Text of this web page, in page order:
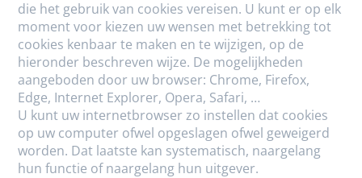
die het gebruik van cookies vereisen. U kunt er op elk
moment voor kiezen uw wensen met betrekking tot
cookies kenbaar te maken en te wijzigen, op de
hieronder beschreven wijze. De mogelijkheden
aangeboden door uw browser: Chrome, Firefox,
Edge, Internet Explorer, Opera, Safari, …
U kunt uw internetbrowser zo instellen dat cookies
op uw computer ofwel opgeslagen ofwel geweigerd
worden. Dat laatste kan systematisch, naargelang
hun functie of naargelang hun uitgever.